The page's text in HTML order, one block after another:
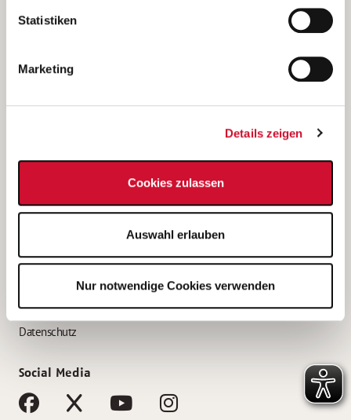
unsererDatenschutzerklärung
Statistiken
Marketing
Details zeigen
Cookies zulassen
Auswahl erlauben
Nur notwendige Cookies verwenden
(Ein Tochterunternehmen des AWO Bezirksverbandes Unterfranken
e.V.)
Bewerbung als Altenpflegehelfer*in
Bewerbung als Erzieher*in
AWO Gliederungen nach Bundesland
Impressum
Datenschutz
Social Media